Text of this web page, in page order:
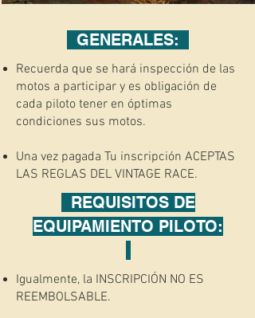
GENERALES:
Recuerda que se hará inspección de las
motos a participar y es obligación de
cada piloto tener en óptimas
condiciones sus motos.
Una vez pagada Tu inscripción ACEPTAS
LAS REGLAS DEL VINTAGE RACE.
REQUISITOS DE
EQUIPAMIENTO PILOTO:
Igualmente, la INSCRIPCIÓN NO ES
REEMBOLSABLE.